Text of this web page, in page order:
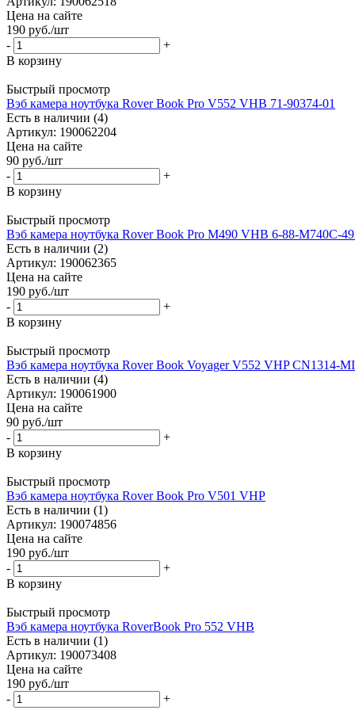
Цена на сайте
190 руб./шт
-
+
В корзину
Быстрый просмотр
Вэб камера ноутбука Rover Book Pro V552 VHB 71-90374-01
Есть в наличии (4)
Артикул: 190062204
Цена на сайте
90 руб./шт
-
+
В корзину
Быстрый просмотр
Вэб камера ноутбука Rover Book Pro M490 VHB 6-88-M740C-
Есть в наличии (2)
Артикул: 190062365
Цена на сайте
190 руб./шт
-
+
В корзину
Быстрый просмотр
Вэб камера ноутбука Rover Book Voyager V552 VHP CN1314-
Есть в наличии (4)
Артикул: 190061900
Цена на сайте
90 руб./шт
-
+
В корзину
Быстрый просмотр
Вэб камера ноутбука Rover Book Pro V501 VHP
Есть в наличии (1)
Артикул: 190074856
Цена на сайте
190 руб./шт
-
+
В корзину
Быстрый просмотр
Вэб камера ноутбука RoverBook Pro 552 VHB
Есть в наличии (1)
Артикул: 190073408
Цена на сайте
190 руб./шт
-
+